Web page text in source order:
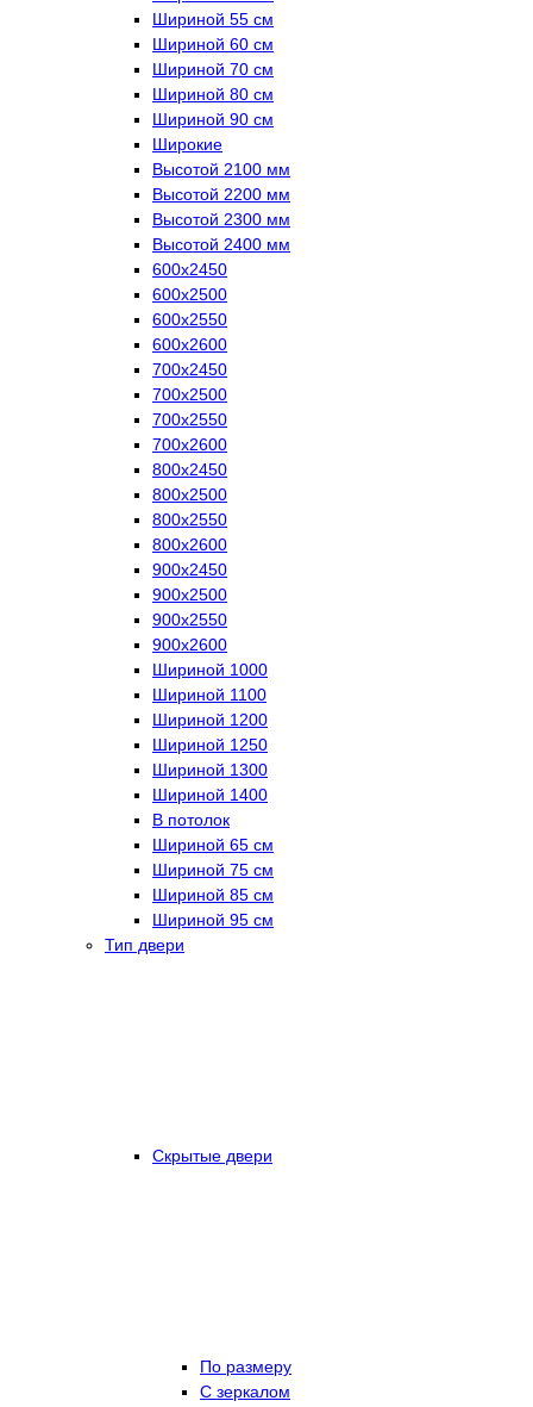
Шириной 55 см
Шириной 60 см
Шириной 70 см
Шириной 80 см
Шириной 90 см
Широкие
Высотой 2100 мм
Высотой 2200 мм
Высотой 2300 мм
Высотой 2400 мм
600х2450
600х2500
600х2550
600х2600
700х2450
700х2500
700х2550
700х2600
800х2450
800х2500
800х2550
800х2600
900х2450
900х2500
900х2550
900х2600
Шириной 1000
Шириной 1100
Шириной 1200
Шириной 1250
Шириной 1300
Шириной 1400
В потолок
Шириной 65 см
Шириной 75 см
Шириной 85 см
Шириной 95 см
Тип двери
Скрытые двери
По размеру
C зеркалом